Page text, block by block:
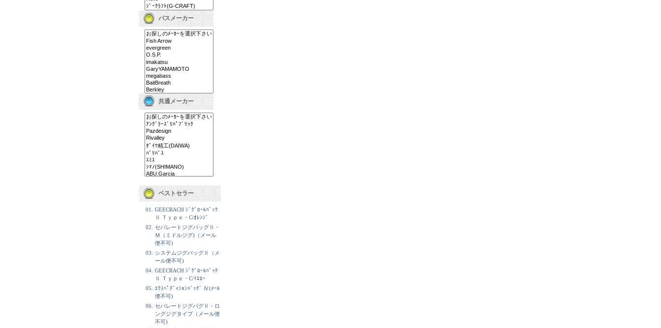
バスメーカー
共通メーカー
ベストセラー
01.
GEECRACH ｼﾞｸﾞﾛｰﾙﾊﾞｯｸ
Ⅱ Ｔｙｐｅ・C/ｵﾚﾝｼﾞ
02.
セパレートジグバッグⅡ・
Ｍ（ミドルジグ)（メール
便不可)
03.
システムジグバッグⅡ（メ
ール便不可)
04. GEECRACH ｼﾞｸﾞﾛｰﾙﾊﾞｯｸ
Ⅱ Ｔｙｐｅ・C/ｲｴﾛｰ
05.
ｴｸｽﾍﾟﾃﾞｨｼｮﾝﾊﾞｯｸﾞ Ⅳ(ﾒｰﾙ
便不可)
06. セパレートジグバグⅡ・ロ
ングジグタイプ（メール便
不可)